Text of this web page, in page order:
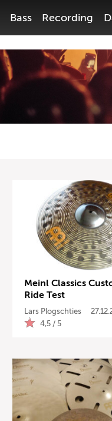
Bass Recording
Meinl Classics
Ride Test
Lars Plogschties
4,5 / 5